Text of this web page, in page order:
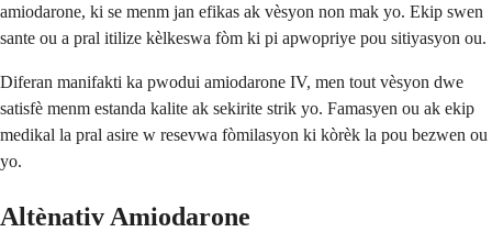
amiodarone, ki se menm jan efikas ak vèsyon non mak yo. Ekip swen
sante ou a pral itilize kèlkeswa fòm ki pi apwopriye pou sitiyasyon ou.
Diferan manifakti ka pwodui amiodarone IV, men tout vèsyon dwe
satisfè menm estanda kalite ak sekirite strik yo. Famasyen ou ak ekip
medikal la pral asire w resevwa fòmilasyon ki kòrèk la pou bezwen ou
yo.
Altènativ Amiodarone